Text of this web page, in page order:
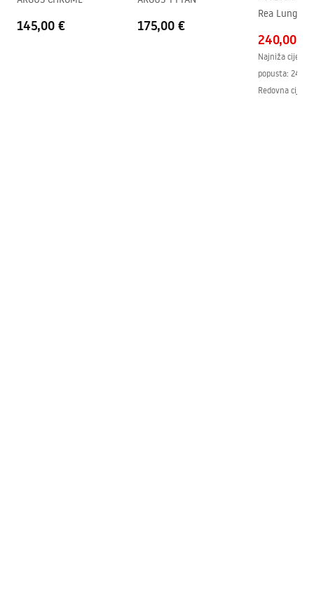
Premaz Easy Clean
Da, na jednoj strani stakla.
145,00 € 175,00 €
Rea Lungo
240,00 €
Najniža cijena
popusta:
Redovna cijena